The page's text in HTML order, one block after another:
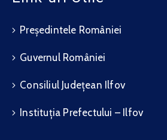
Președintele României
Guvernul României
Consiliul Județean Ilfov
Instituția Prefectului – Ilfov